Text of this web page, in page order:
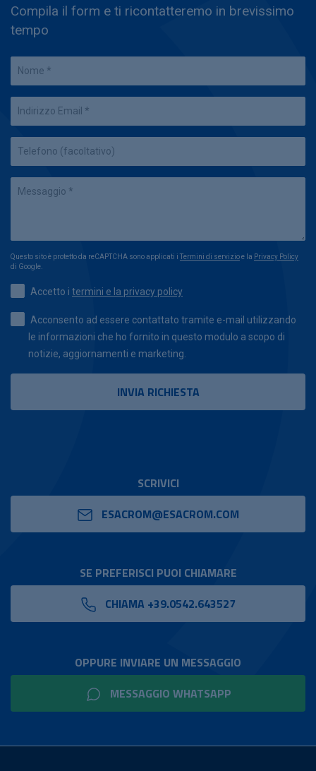
Compila il form e ti ricontatteremo in brevissimo
tempo
Questo sito è protetto da reCAPTCHA sono applicati i Termini di servizioe la Privacy Policy
di Google.
Accetto i termini e la privacy policy
Acconsento ad essere contattato tramite e-mail utilizzando
le informazioni che ho fornito in questo modulo a scopo di
notizie, aggiornamenti e marketing.
SCRIVICI
ESACROM@ESACROM.COM
SE PREFERISCI PUOI CHIAMARE
CHIAMA +39.0542.643527
OPPURE INVIARE UN MESSAGGIO
MESSAGGIO WHATSAPP